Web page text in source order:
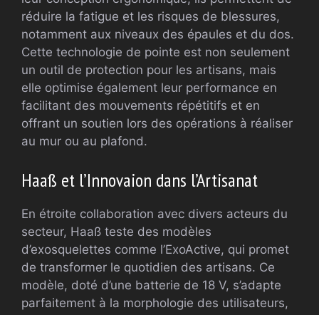
réduire la fatigue et les risques de blessures,
notamment aux niveaux des épaules et du dos.
Cette technologie de pointe est non seulement
un outil de protection pour les artisans, mais
elle optimise également leur performance en
facilitant des mouvements répétitifs et en
offrant un soutien lors des opérations à réaliser
au mur ou au plafond.
Haaß et l’Innovaion dans l’Artisanat
En étroite collaboration avec divers acteurs du
secteur, Haaß teste des modèles
d’exosquelettes comme l’ExoActive, qui promet
de transformer le quotidien des artisans. Ce
modèle, doté d’une batterie de 18 V, s’adapte
parfaitement à la morphologie des utilisateurs,